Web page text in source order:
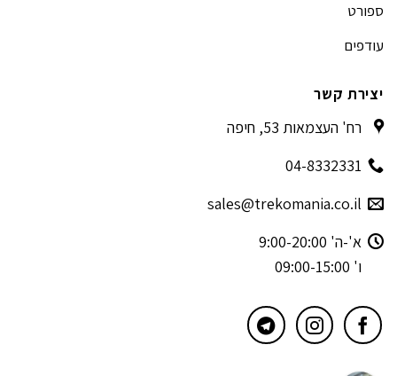
ספורט
עודפים
יצירת קשר
רח' העצמאות 53, חיפה
04-8332331
sales@trekomania.co.il
א'-ה' 9:00-20:00
ו' 09:00-15:00